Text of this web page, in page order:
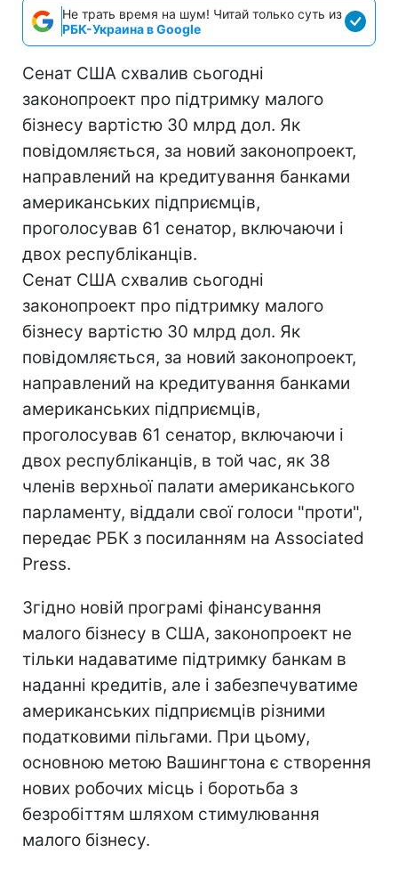
Не трать время на шум! Читай только суть из
РБК-Украина в Google
Сенат США схвалив сьогодні
законопроект про підтримку малого
бізнесу вартістю 30 млрд дол. Як
повідомляється, за новий законопроект,
направлений на кредитування банками
американських підприємців,
проголосував 61 сенатор, включаючи і
двох республіканців.
Сенат США схвалив сьогодні
законопроект про підтримку малого
бізнесу вартістю 30 млрд дол. Як
повідомляється, за новий законопроект,
направлений на кредитування банками
американських підприємців,
проголосував 61 сенатор, включаючи і
двох республіканців, в той час, як 38
членів верхньої палати американського
парламенту, віддали свої голоси "проти",
передає РБК з посиланням на Associated
Press.
Згідно новій програмі фінансування
малого бізнесу в США, законопроект не
тільки надаватиме підтримку банкам в
наданні кредитів, але і забезпечуватиме
американських підприємців різними
податковими пільгами. При цьому,
основною метою Вашингтона є створення
нових робочих місць і боротьба з
безробіттям шляхом стимулювання
малого бізнесу.